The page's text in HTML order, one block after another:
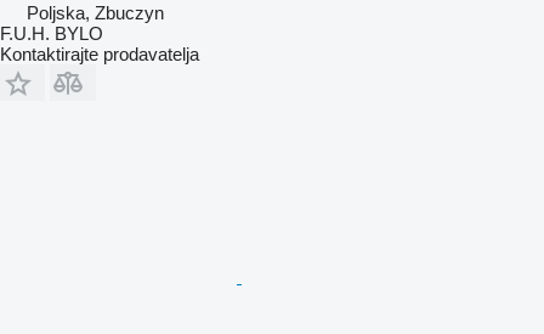
Poljska, Zbuczyn
F.U.H. BYLO
Kontaktirajte prodavatelja